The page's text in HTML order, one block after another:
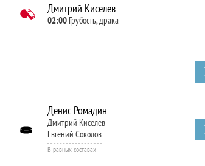
Дмитрий Киселев
02:00 Грубость, драка
Денис Ромадин
Дмитрий Киселев
Евгений Соколов
В равных составах